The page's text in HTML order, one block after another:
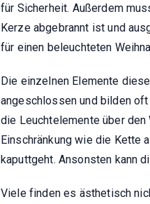
für Sicherheit. Außerdem
Kerze abgebrannt ist und
für einen beleuchteten
Die einzelnen Elemente
angeschlossen und bilden
die Leuchtelemente über
Einschränkung wie die Kette
kaputtgeht. Ansonsten kann
Viele finden es ästhetisch